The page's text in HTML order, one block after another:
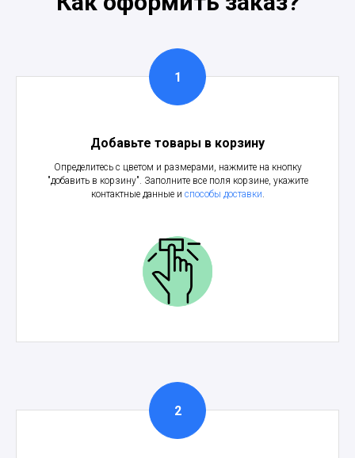
Добавьте товары в корзину
Определитесь с цветом и размерами, нажмите на кнопку
"добавить в корзину". Заполните все поля корзине, укажите
контактные данные и способы доставки.